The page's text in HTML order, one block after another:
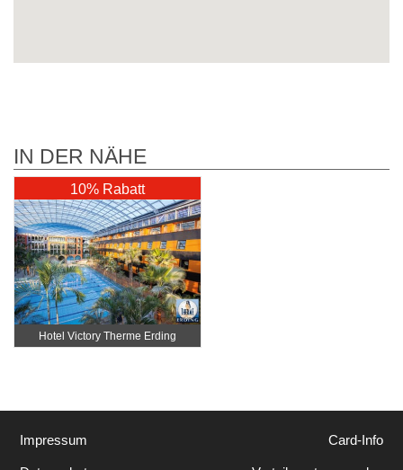
IN DER NÄHE
10% Rabatt
Hotel Victory Therme Erding
Impressum Card-Info